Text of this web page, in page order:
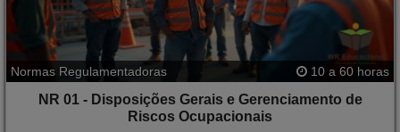
Normas Regulamentadoras 10 a 60 horas
NR 01 - Disposições Gerais e Gerenciamento de
Riscos Ocupacionais